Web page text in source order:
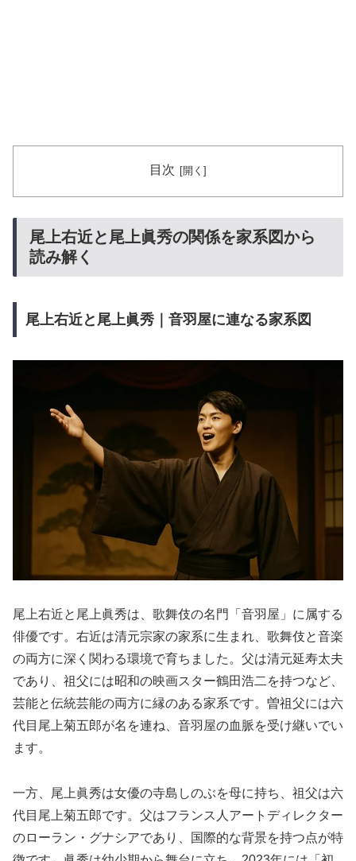
目次
尾上右近と尾上眞秀の関係を家系図から
読み解く
尾上右近と尾上眞秀｜音羽屋に連なる家系図
尾上右近と尾上眞秀は、歌舞伎の名門「音羽屋」に属する
俳優です。右近は清元宗家の家系に生まれ、歌舞伎と音楽
の両方に深く関わる環境で育ちました。父は清元延寿太夫
であり、祖父には昭和の映画スター鶴田浩二を持つなど、
芸能と伝統芸能の両方に縁のある家系です。曽祖父には六
代目尾上菊五郎が名を連ね、音羽屋の血脈を受け継いでい
ます。
一方、尾上眞秀は女優の寺島しのぶを母に持ち、祖父は六
代目尾上菊五郎です。父はフランス人アートディレクター
のローラン・グナシアであり、国際的な背景を持つ点が特